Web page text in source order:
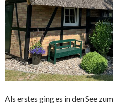
Als erstes ging es in den See